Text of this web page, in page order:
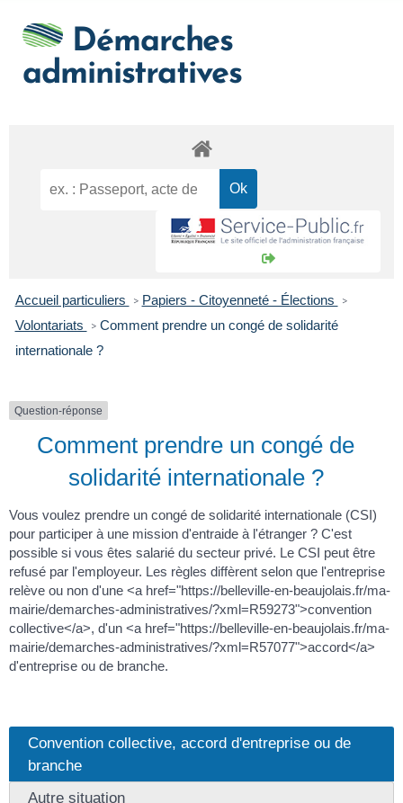
Démarches
administratives
Accueil particuliers > Papiers - Citoyenneté - Élections >
Volontariats > Comment prendre un congé de solidarité
internationale ?
Question-réponse
Comment prendre un congé de
solidarité internationale ?
Vous voulez prendre un congé de solidarité internationale (CSI)
pour participer à une mission d'entraide à l'étranger ? C'est
possible si vous êtes salarié du secteur privé. Le CSI peut être
refusé par l'employeur. Les règles diffèrent selon que l'entreprise
relève ou non d'une <a href="https://belleville-en-beaujolais.fr/ma-
mairie/demarches-administratives/?xml=R59273">convention
collective</a>, d'un <a href="https://belleville-en-beaujolais.fr/ma-
mairie/demarches-administratives/?xml=R57077">accord</a>
d'entreprise ou de branche.
Convention collective, accord d'entreprise ou de
branche
Autre situation